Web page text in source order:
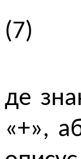
(7)
де
«+»,